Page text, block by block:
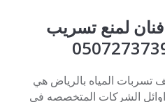
لمنع تسريب
المياه بالرياض هي
الشركات المتخصصه في